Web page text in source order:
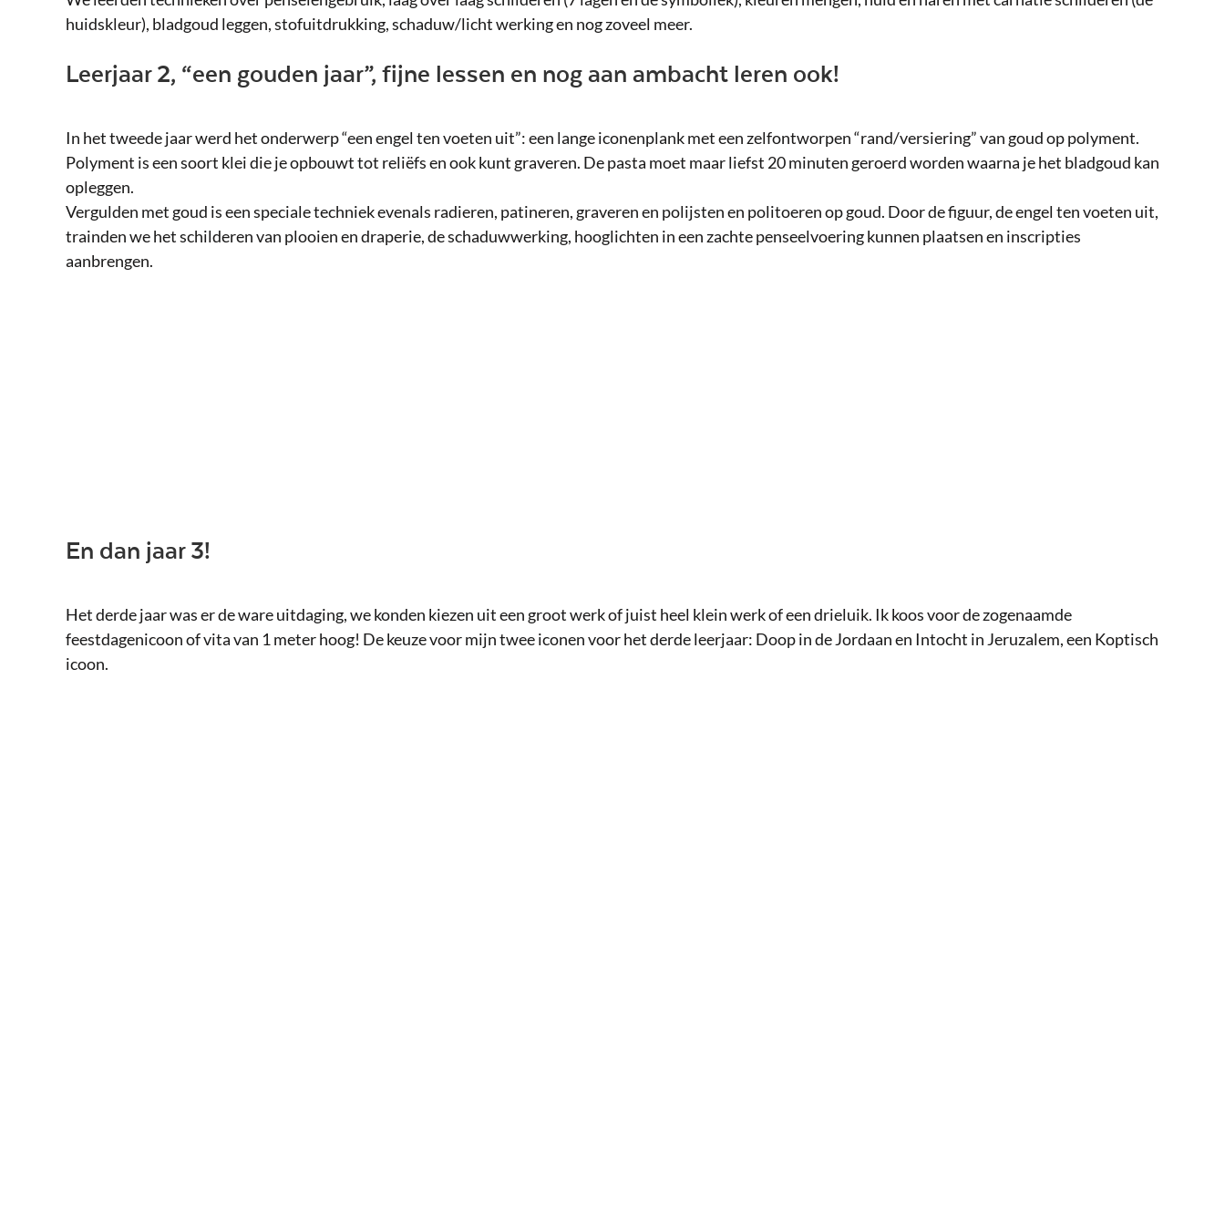
huidskleur), bladgoud leggen, stofuitdrukking, schaduw/licht werking en nog zoveel meer.
Leerjaar 2, “een gouden jaar”, fijne lessen en nog aan ambacht leren ook!
In het tweede jaar werd het onderwerp “een engel ten voeten uit”: een lange iconenplank met een zelfontworpen “rand/versiering” van goud op polyment.
Polyment is een soort klei die je opbouwt tot reliëfs en ook kunt graveren. De pasta moet maar liefst 20 minuten geroerd worden waarna je het bladgoud kan
opleggen.
Vergulden met goud is een speciale techniek evenals radieren, patineren, graveren en polijsten en politoeren op goud. Door de figuur, de engel ten voeten uit,
trainden we het schilderen van plooien en draperie, de schaduwwerking, hooglichten in een zachte penseelvoering kunnen plaatsen en inscripties
aanbrengen.
En dan jaar 3!
Het derde jaar was er de ware uitdaging, we konden kiezen uit een groot werk of juist heel klein werk of een drieluik. Ik koos voor de zogenaamde
feestdagenicoon of vita van 1 meter hoog! De keuze voor mijn twee iconen voor het derde leerjaar: Doop in de Jordaan en Intocht in Jeruzalem, een Koptisch
icoon.